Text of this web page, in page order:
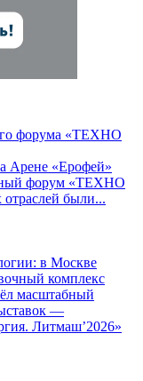
форума «ТЕХНО
Арене «Ерофей»
форум «ТЕХНО
были...
в Москве
комплекс
масштабный
—
Литмаш’2026»